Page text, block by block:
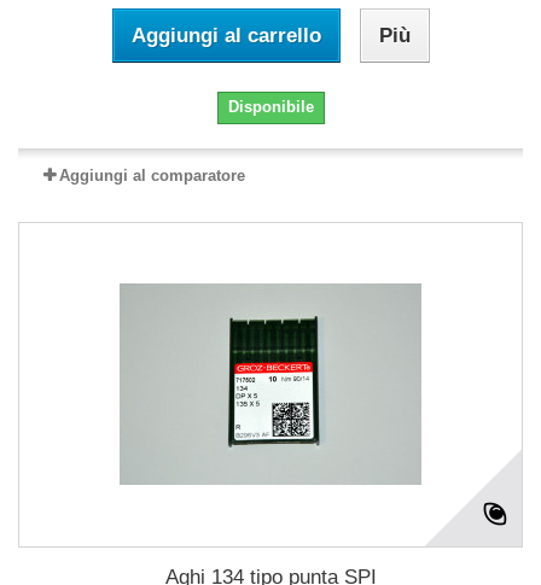
Aggiungi al carrello Più
Disponibile
Aggiungi al comparatore
Aghi 134 tipo punta SPI